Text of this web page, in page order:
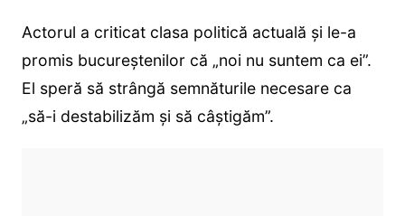
Actorul a criticat clasa politică actuală și le-a
promis bucureștenilor că „noi nu suntem ca ei”.
El speră să strângă semnăturile necesare ca
„să-i destabilizăm și să câștigăm”.